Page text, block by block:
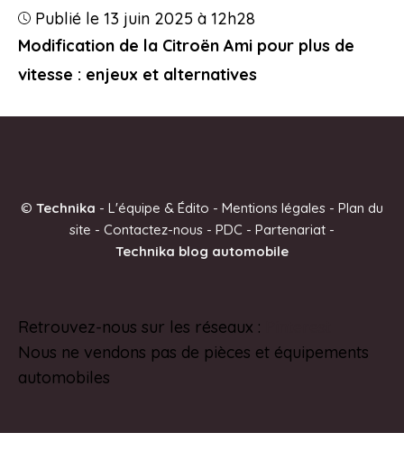
Modification de la Citroën Ami pour plus de
vitesse : enjeux et alternatives
Publié le 13 juin 2025 à 12h28
© Technika - L'équipe & Édito - Mentions légales - Plan du
site - Contactez-nous - PDC - Partenariat -
Technika blog automobile
Retrouvez-nous sur les réseaux :
Nous ne vendons pas de pièces et équipements
automobiles